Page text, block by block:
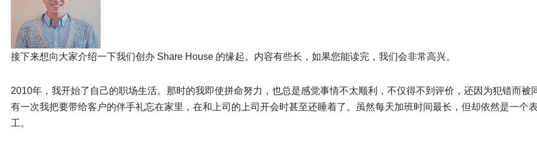
接下来想向大家介绍一下我们创办 Share House 的缘起。内容有些长，如果您能读完，我们会非常高兴。
2010年，我开始了自己的职场生活。那时的我即使拼命努力，也总是感觉事情不太顺利，不仅得不到评价，还因为犯错而被
有一次我把要带给客户的伴手礼忘在家里，在和上司的上司开会时甚至还睡着了。虽然每天加班时间最长，但却依然是一个
工。